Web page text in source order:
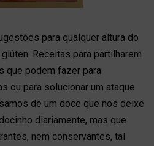
para qualquer altura do
Receitas para partilharem
que podem fazer para
ou para solucionar um ataque
de um doce que nos deixe
diariamente, mas que
nem conservantes, tal